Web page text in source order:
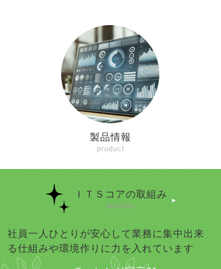
製品情報
product
ＩＴＳコアの取組み
benefits
社員一人ひとりが安心して業務に集中出来
る仕組みや環境作りに力を入れています